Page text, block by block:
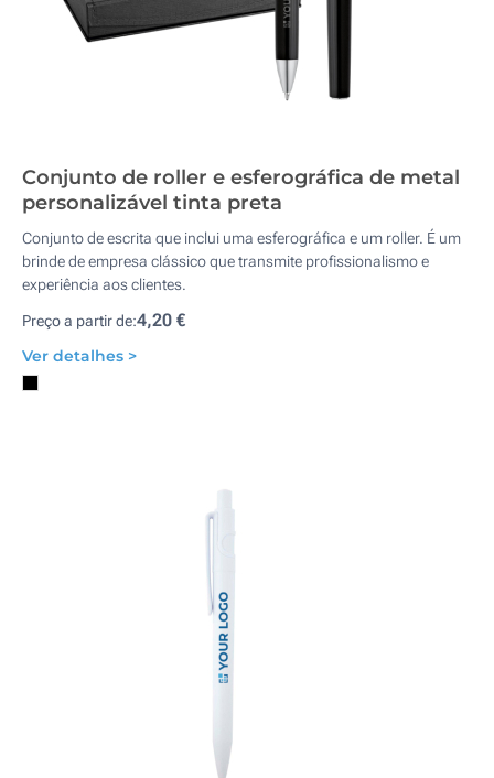
Conjunto de roller e esferográfica de metal
personalizável tinta preta
Conjunto de escrita que inclui uma esferográfica e um roller. É um
brinde de empresa clássico que transmite profissionalismo e
experiência aos clientes.
Preço a partir de:4,20 €
Ver detalhes >